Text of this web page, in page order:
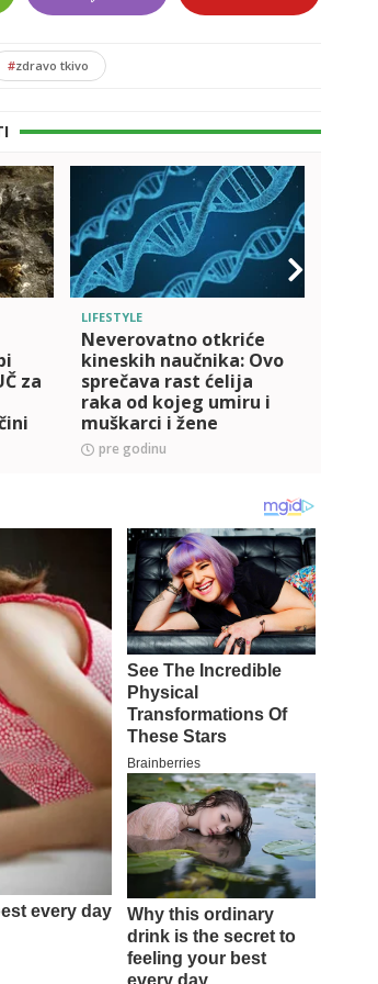
#zdravo tkivo
za
LIFESTYLE
Neverovatno otkriće
kineskih naučnika: Ovo
sprečava rast ćelija
raka od kojeg umiru i
muškarci i žene
pre godinu